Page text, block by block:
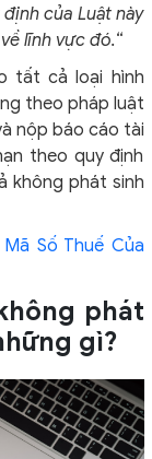
của Luật này
lĩnh vực đó.“
tất cả loại hình
theo pháp luật
nộp báo cáo tài
theo quy định
không phát sinh
Số Thuế Của
phát
gì?